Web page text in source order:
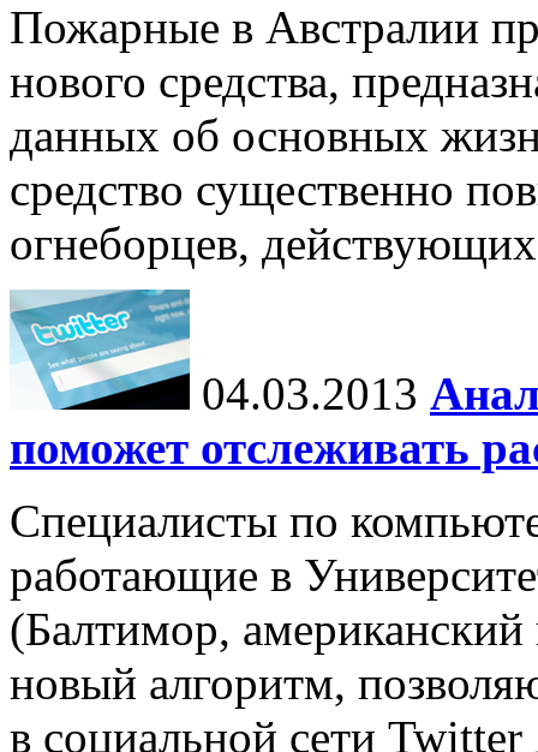
Пожарные в Австралии
нового средства,
данных об основных
средство существенно
огнеборцев,
04.03.2013
поможет отслеживать
Специалисты по
работающие в
(Балтимор,
новый алгоритм,
в социальной сети